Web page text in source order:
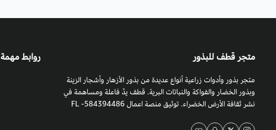
متجر قطف للبذور
متجر بذور وأدوات زراعية أنواع عديدة من بذور الأزهار وأشجار الزينة
وبذور الخضار والفواكة والنباتات البرية. قطف يدٌ فاعلة ومساهمة في
نشر ثقافة الأرض الخضراء. توثيق منصة اعمال 584394486- FL
روابط مهمة